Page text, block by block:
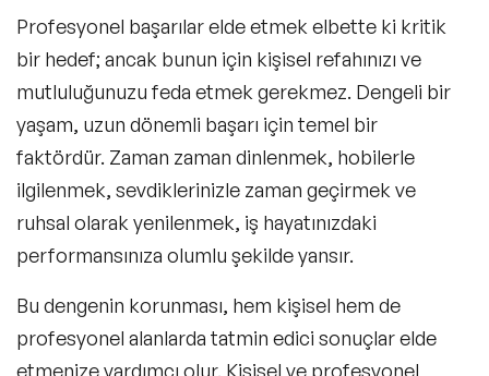
Profesyonel başarılar elde etmek elbette ki kritik
bir hedef; ancak bunun için kişisel refahınızı ve
mutluluğunuzu feda etmek gerekmez. Dengeli bir
yaşam, uzun dönemli başarı için temel bir
faktördür. Zaman zaman dinlenmek, hobilerle
ilgilenmek, sevdiklerinizle zaman geçirmek ve
ruhsal olarak yenilenmek, iş hayatınızdaki
performansınıza olumlu şekilde yansır.
Bu dengenin korunması, hem kişisel hem de
profesyonel alanlarda tatmin edici sonuçlar elde
etmenize yardımcı olur. Kişisel ve profesyonel